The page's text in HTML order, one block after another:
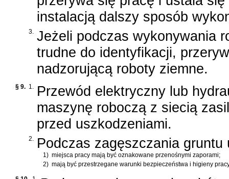
instalacją dalszy sposób
3. Jeżeli podczas wykonywania
trudne do identyfikacji,
nadzorującą roboty ziemne.
§ 9. 1. Przewód elektryczny lub
maszynę roboczą z siecią
przed uszkodzeniami.
2. Podczas zagęszczania
1) miejsca pracy mają być oznakowane przenośnymi zaporami;
2) mają być przestrzegane warunki bezpieczeństwa i higieny